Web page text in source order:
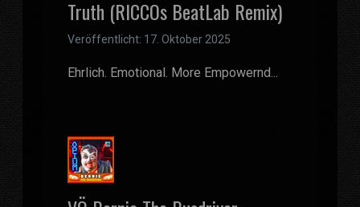
Truth (RICCOs BeatLab Remix)
Veröffentlicht: 17. Oktober 2025
Ehrlich. Emotional. More Empowernd...